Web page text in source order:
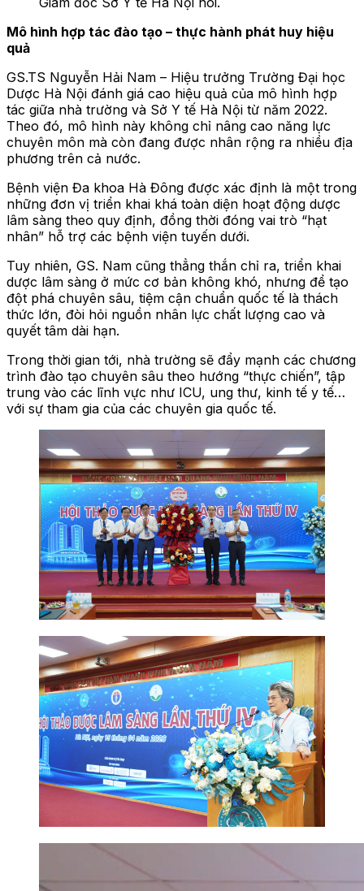
Mô hình hợp tác đào tạo – thực hành phát huy hiệu
quả
GS.TS Nguyễn Hải Nam – Hiệu trưởng Trường Đại học
Dược Hà Nội đánh giá cao hiệu quả của mô hình hợp
tác giữa nhà trường và Sở Y tế Hà Nội từ năm 2022.
Theo đó, mô hình này không chỉ nâng cao năng lực
chuyên môn mà còn đang được nhân rộng ra nhiều địa
phương trên cả nước.
Bệnh viện Đa khoa Hà Đông được xác định là một trong
những đơn vị triển khai khá toàn diện hoạt động dược
lâm sàng theo quy định, đồng thời đóng vai trò “hạt
nhân” hỗ trợ các bệnh viện tuyến dưới.
Tuy nhiên, GS. Nam cũng thẳng thắn chỉ ra, triển khai
dược lâm sàng ở mức cơ bản không khó, nhưng để tạo
đột phá chuyên sâu, tiệm cận chuẩn quốc tế là thách
thức lớn, đòi hỏi nguồn nhân lực chất lượng cao và
quyết tâm dài hạn.
Trong thời gian tới, nhà trường sẽ đẩy mạnh các chương
trình đào tạo chuyên sâu theo hướng “thực chiến”, tập
trung vào các lĩnh vực như ICU, ung thư, kinh tế y tế…
với sự tham gia của các chuyên gia quốc tế.